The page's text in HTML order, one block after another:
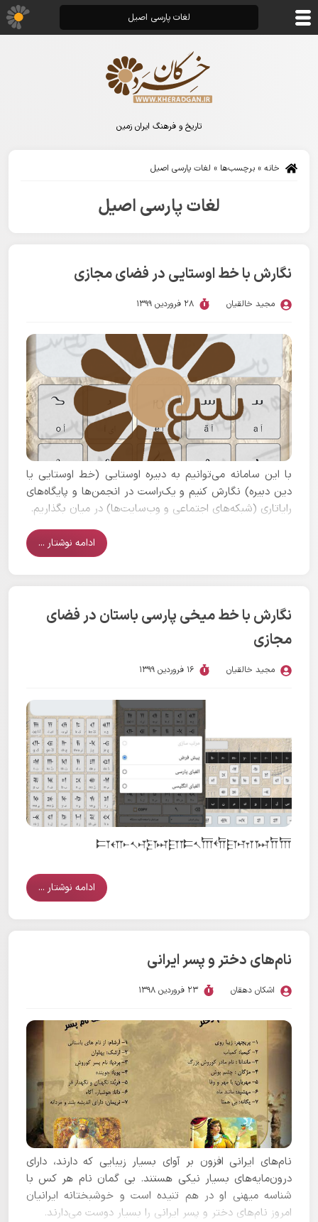
تاریخ و فرهنگ ایران زمین
خانه » برچسب‌ها » لغات پارسی اصیل
لغات پارسی اصیل
نگارش با خط اوستایی در فضای مجازی
مجید خالقیان 28 فروردین 1399
با این سامانه می‌توانیم به دبیره اوستایی (خط اوستایی یا
دین دبیره) نگارش کنیم و یک‌راست در انجمن‌ها و پایگاه‌های
رایاتاری (شبکه‌های اجتماعی و وب‌سایت‌ها) در میان بگذاریم.
ادامه نوشتار ...
نگارش با خط میخی پارسی باستان در فضای
مجازی
مجید خالقیان 16 فروردین 1399
𐎲𐎥𐏐𐎺𐏀𐎼𐎣𐏐𐎠𐎢𐎼𐎶𐏀𐎭𐎠
ادامه نوشتار ...
نام‌های دختر و پسر ایرانی
اشکان دهقان 23 فروردین 1398
نام‌های ایرانی افزون بر آوای بسیار زیبایی که دارند، دارای
درون‌مایه‌های بسیار نیکی هستند. بی گمان نام هر کس با
شناسه میهنی او در هم تنیده است و خوشبختانه ایرانیان
امروز نام‌های دختر و پسر ایرانی را بسیار دوست می‌دارند.
لغات پارسی اصیل